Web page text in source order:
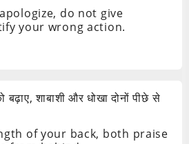
do not give
your wrong action.
बढ़ाए, शाबाशी और धोखा दोनों पीछे से
of your back, both praise